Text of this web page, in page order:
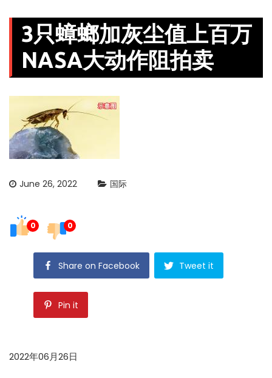
3只蟑螂加灰尘值上百万
NASA大动作阻拍卖
June 26, 2022 国际
0 0
Share on Facebook Tweet it
Pin it
2022年06月26日